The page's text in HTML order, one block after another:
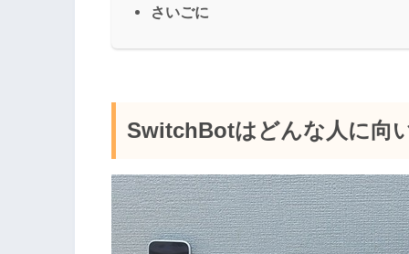
さいごに
SwitchBotはどんな人に向